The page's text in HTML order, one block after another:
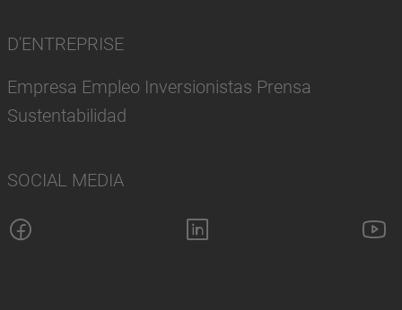
D'ENTREPRISE
Empresa Empleo Inversionistas Prensa
Sustentabilidad
SOCIAL MEDIA